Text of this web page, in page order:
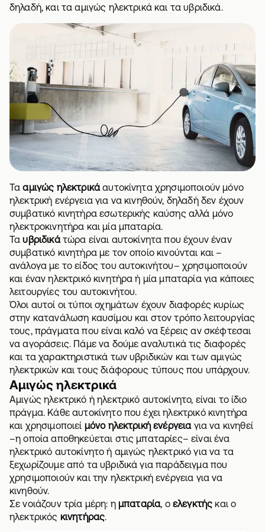
δηλαδή, και τα αμιγώς ηλεκτρικά και τα υβριδικά.
Τααμιγώς ηλεκτρικά αυτοκίνητα χρησιμοποιούν μόνο
ηλεκτρική ενέργεια για να κινηθούν, δηλαδή δεν έχουν
συμβατικό κινητήρα εσωτερικής καύσης αλλά μόνο
ηλεκτροκινητήρα και μία μπαταρία.
Ταυβριδικάτώρα είναι αυτοκίνητα που έχουν έναν
συμβατικό κινητήρα με τον οποίο κινούνται και –
ανάλογα με το είδος του αυτοκινήτου– χρησιμοποιούν
και έναν ηλεκτρικό κινητήρα ή μία μπαταρία για κάποιες
λειτουργίες του αυτοκινήτου.
Όλοι αυτοί οι τύποι οχημάτων έχουν διαφορές κυρίως
στην κατανάλωση καυσίμου και στον τρόπο λειτουργίας
τους, πράγματα που είναι καλό να ξέρεις αν σκέφτεσαι
να αγοράσεις. Πάμε να δούμε αναλυτικά τις διαφορές
και τα χαρακτηριστικά των υβριδικών και των αμιγώς
ηλεκτρικών και τους διάφορους τύπους που υπάρχουν.
Αμιγώς ηλεκτρικά
Αμιγώς ηλεκτρικό ή ηλεκτρικό αυτοκίνητο, είναι το ίδιο
πράγμα. Κάθε αυτοκίνητο που έχει ηλεκτρικό κινητήρα
και χρησιμοποιεί μόνο ηλεκτρική ενέργεια για να κινηθεί
–η οποία αποθηκεύεται στις μπαταρίες– είναι ένα
ηλεκτρικό αυτοκίνητο ή αμιγώς ηλεκτρικό για να τα
ξεχωρίζουμε από τα υβριδικά για παράδειγμα που
χρησιμοποιούν και την ηλεκτρική ενέργεια για να
κινηθούν.
Σε νοιάζουν τρία μέρη: η μπαταρία , ο ελεγκτής και ο
ηλεκτρικός κινητήρας